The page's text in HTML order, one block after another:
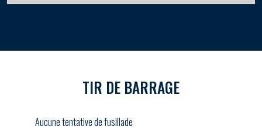
TIR DE BARRAGE
Aucune tentative de fusillade